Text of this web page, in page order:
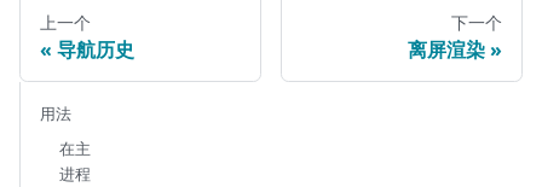
上一个
导航历史
下一个
离屏渲染
用法
在主
进程